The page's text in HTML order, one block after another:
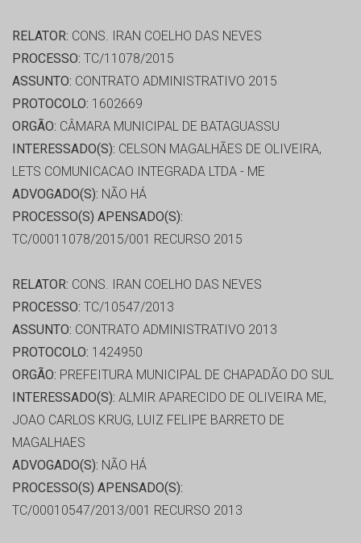
RELATOR: CONS. IRAN COELHO DAS NEVES
PROCESSO: TC/11078/2015
ASSUNTO: CONTRATO ADMINISTRATIVO 2015
PROTOCOLO: 1602669
ORGÃO: CÂMARA MUNICIPAL DE BATAGUASSU
INTERESSADO(S): CELSON MAGALHÃES DE OLIVEIRA,
LETS COMUNICACAO INTEGRADA LTDA - ME
ADVOGADO(S): NÃO HÁ
PROCESSO(S) APENSADO(S):
TC/00011078/2015/001 RECURSO 2015
RELATOR: CONS. IRAN COELHO DAS NEVES
PROCESSO: TC/10547/2013
ASSUNTO: CONTRATO ADMINISTRATIVO 2013
PROTOCOLO: 1424950
ORGÃO: PREFEITURA MUNICIPAL DE CHAPADÃO DO SUL
INTERESSADO(S): ALMIR APARECIDO DE OLIVEIRA ME,
JOAO CARLOS KRUG, LUIZ FELIPE BARRETO DE
MAGALHAES
ADVOGADO(S): NÃO HÁ
PROCESSO(S) APENSADO(S):
TC/00010547/2013/001 RECURSO 2013